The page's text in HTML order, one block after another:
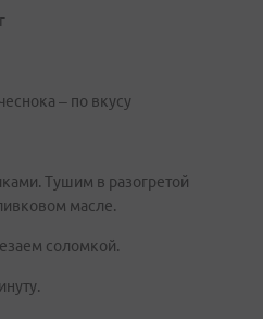
– по вкусу
Тушим в разогретой
масле.
соломкой.